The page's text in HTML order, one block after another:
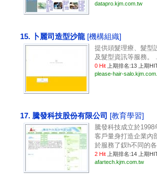
datapro.kjm.com.tw
15. 卜麗司造型沙龍 [機構組織]
提供頭髮理療、髮型
及髮型資訊等服務。
0 Hit 上期排名:13 上期
please-hair-
17. 騰發科技股份有限公司 [教育學習]
騰發科技成立於
客戶量身打造企業內
於服務了釵h不同的
2 Hit 上期排名:14 上期
afartech.kjm.com.tw